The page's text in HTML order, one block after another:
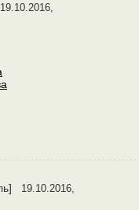
19.10.2016,
19.10.2016,